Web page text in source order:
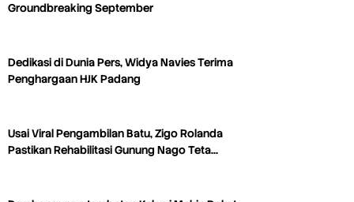
Groundbreaking September
Dedikasi di Dunia Pers, Widya Navies Terima
Penghargaan HJK Padang
Usai Viral Pengambilan Batu, Zigo Rolanda
Pastikan Rehabilitasi Gunung Nago Teta…